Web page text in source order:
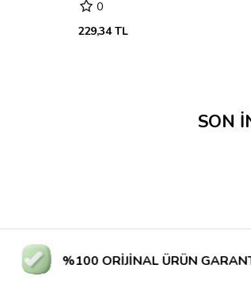
0
229,34 TL
SON
%100 ORİJİNAL ÜRÜN GARANTİSİ